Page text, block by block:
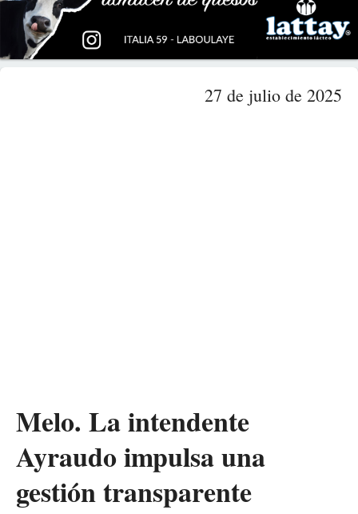
27 de julio de 2025
Melo. La intendente
Ayraudo impulsa una
gestión transparente